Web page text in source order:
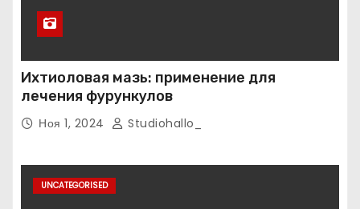
Ихтиоловая мазь: применение для
лечения фурункулов
Ноя 1, 2024 Studiohallo_
UNCATEGORISED